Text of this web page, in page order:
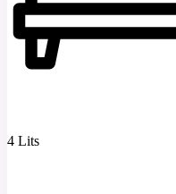
4 Lits